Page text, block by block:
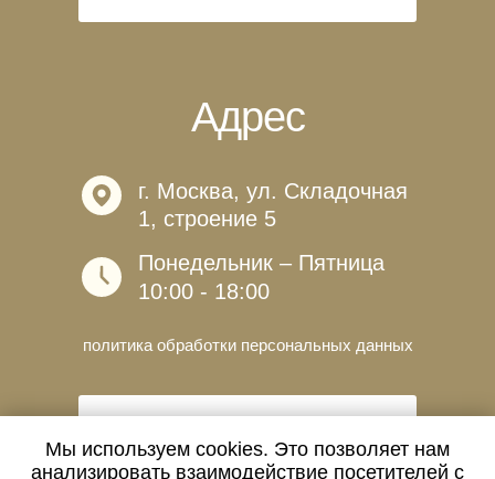
Адрес
политика обработки персональных данных
г. Москва, ул. Складочная
1, строение 5
Понедельник – Пятница
10:00 - 18:00
Мы используем cookies. Это позволяет нам
анализировать взаимодействие посетителей с